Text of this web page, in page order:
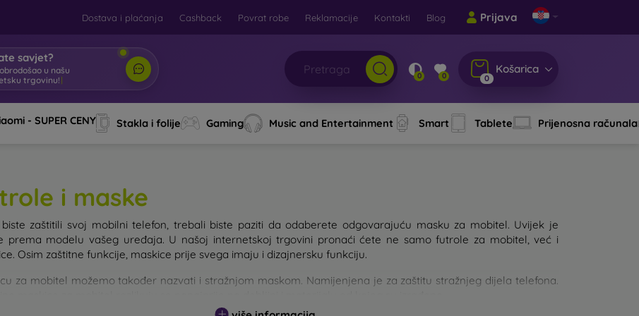
Dostava i plaćanja Cashback Povrat robe Reklamacije Kontakti Blog Prijava
savjet?
u našu
trgovinu!
0 0 0
Košarica
- SUPER CENY Stakla i folije Gaming Music and Entertainment Smart Tablete Prijenosna računala
i maske
zaštitili svoj mobilni telefon, trebali biste paziti da odaberete odgovarajuću masku za mobitel. Uvijek je
prema modelu vašeg uređaja. U našoj internetskoj trgovini pronaći ćete ne samo futrole za mobitel, već i
Osim zaštitne funkcije, maskice prije svega imaju i dizajnersku funkciju.
za mobitel možemo također nazvati i stražnjom maskom. Namijenjena je za zaštitu stražnjeg dijela telefona.